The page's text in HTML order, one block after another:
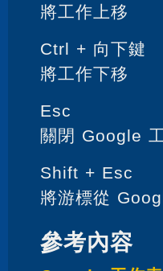
將工作上移
Ctrl + 向下鍵
將工作下移
Esc
關閉 Google
Shift + Esc
將游標從
參考內容